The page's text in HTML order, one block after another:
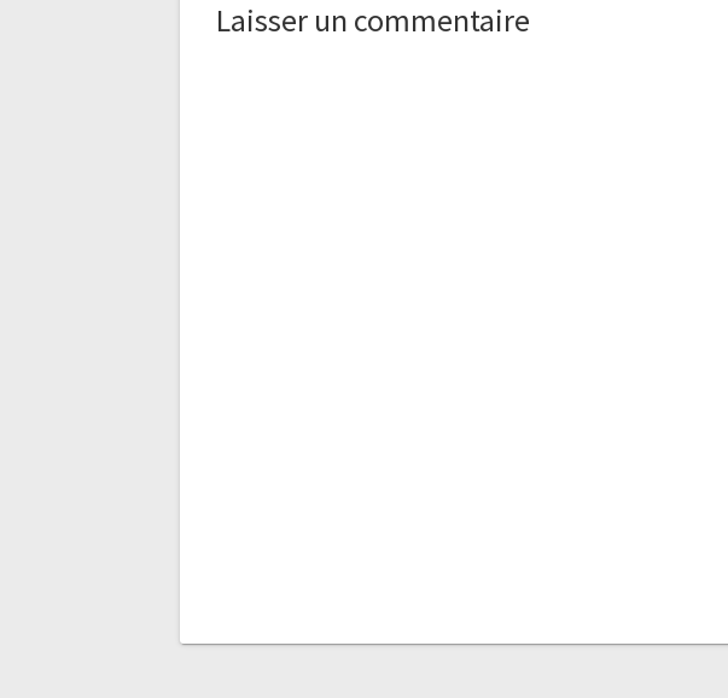
Laisser un commentaire